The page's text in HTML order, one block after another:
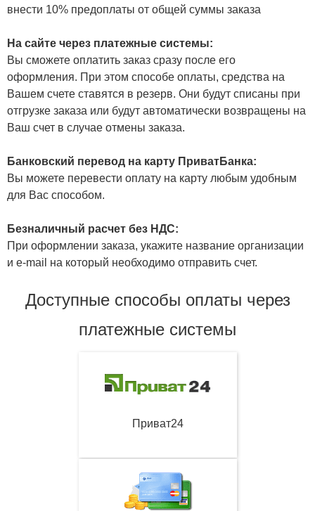
внести 10% предоплаты от общей суммы заказа
На сайте через платежные системы:
Вы сможете оплатить заказ сразу после его
оформления. При этом способе оплаты, средства на
Вашем счете ставятся в резерв. Они будут списаны при
отгрузке заказа или будут автоматически возвращены на
Ваш счет в случае отмены заказа.
Банковский перевод на карту ПриватБанка:
Вы можете перевести оплату на карту любым удобным
для Вас способом.
Безналичный расчет без НДС:
При оформлении заказа, укажите название организации
и e-mail на который необходимо отправить счет.
Доступные способы оплаты через
платежные системы
Приват24